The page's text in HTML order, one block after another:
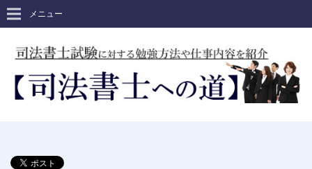
メニュー